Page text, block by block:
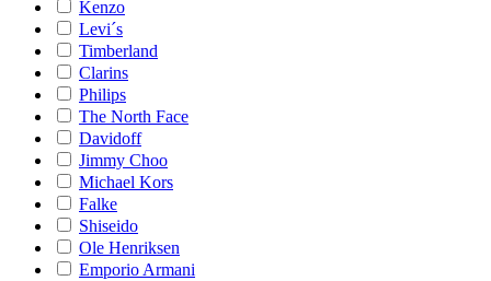
Kenzo
Levi´s
Timberland
Clarins
Philips
The North Face
Davidoff
Jimmy Choo
Michael Kors
Falke
Shiseido
Ole Henriksen
Emporio Armani